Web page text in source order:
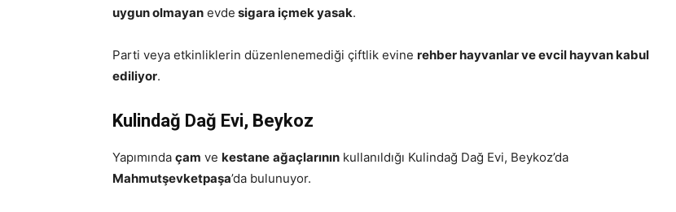
uygun olmayan evde sigara içmek yasak.
Parti veya etkinliklerin düzenlenemediği çiftlik evine rehber hayvanlar ve evcil hayvan kabul
ediliyor.
Kulindağ Dağ Evi, Beykoz
Yapımında çam ve kestane ağaçlarının kullanıldığı Kulindağ Dağ Evi, Beykoz’da
Mahmutşevketpaşa’da bulunuyor.